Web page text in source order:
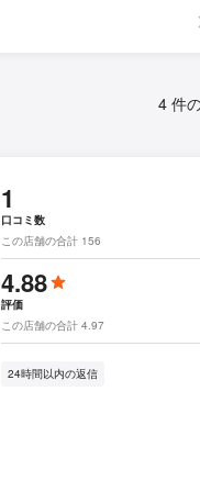
4 件
1
口コミ数
この店舗の合計 156
4.88
評価
この店舗の合計 4.97
24時間以内の返信